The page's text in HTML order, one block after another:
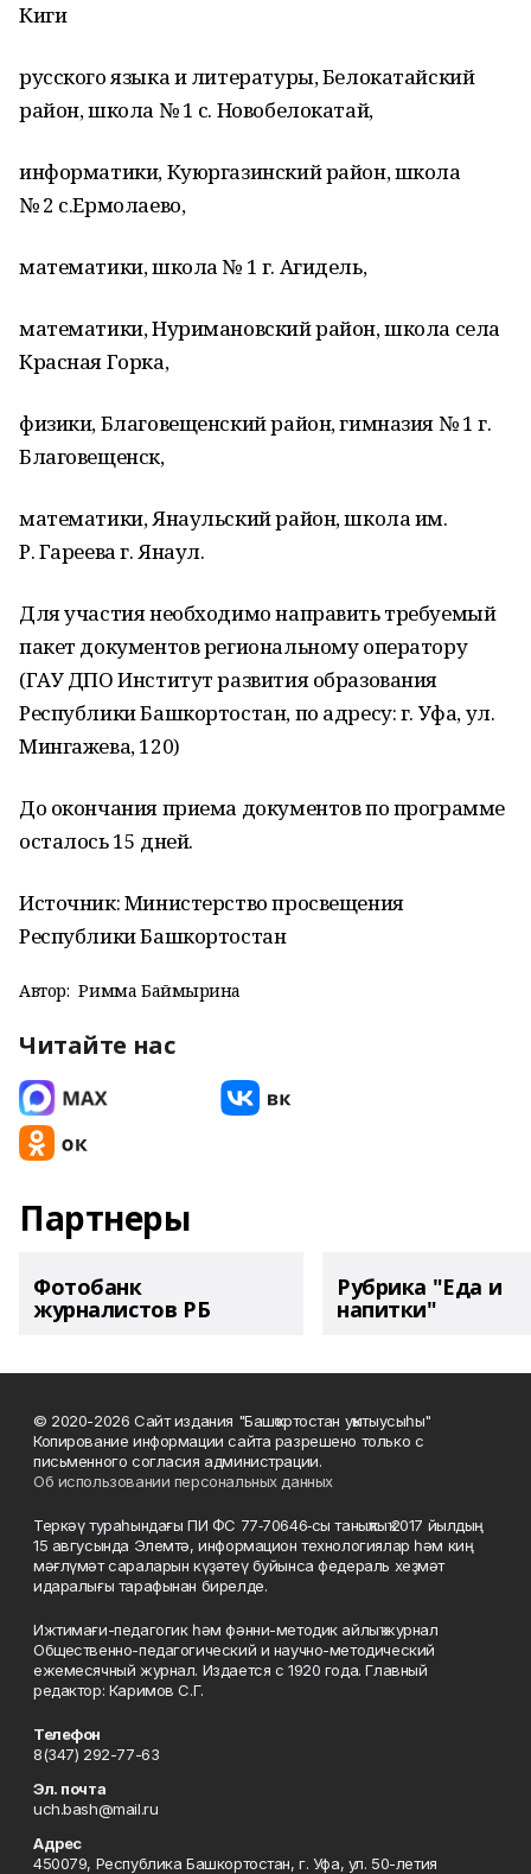
Киги
русского языка и литературы, Белокатайский
район, школа № 1 с. Новобелокатай,
информатики, Куюргазинский район, школа
№ 2 с.Ермолаево,
математики, школа № 1 г. Агидель,
математики, Нуримановский район, школа села
Красная Горка,
физики, Благовещенский район, гимназия № 1 г.
Благовещенск,
математики, Янаульский район, школа им.
Р. Гареева г. Янаул.
Для участия необходимо направить требуемый
пакет документов региональному оператору
(ГАУ ДПО Институт развития образования
Республики Башкортостан, по адресу: г. Уфа, ул.
Мингажева, 120)
До окончания приема документов по программе
осталось 15 дней.
Источник: Министерство просвещения
Республики Башкортостан
Автор: Римма Баймырҙина
Читайте нас
Партнеры
Фотобанк
журналистов РБ
Рубрика "Еда и
напитки"
© 2020-2026 Сайт издания "Башҡортостан уҡытыусыһы"
Копирование информации сайта разрешено только с
письменного согласия администрации.
Об использовании персональных данных
Теркәү тураһындағы ПИ ФС 77‑70646‑сы таныҡлыҡ 2017 йылдың
15 авгусында Элемтә, информацион технологиялар һәм киң
мәғлүмәт сараларын күҙәтеү буйынса федераль хеҙмәт
идаралығы тарафынан бирелде.
Ижтимағи-педагогик һәм фәнни-методик айлыҡ журнал
Общественно-педагогический и научно-методический
ежемесячный журнал. Издается с 1920 года. Главный
редактор: Каримов С.Г.
Телефон
8(347) 292-77-63
Эл. почта
uch.bash@mail.ru
Адрес
450079, Республика Башкортостан, г. Уфа, ул. 50-летия